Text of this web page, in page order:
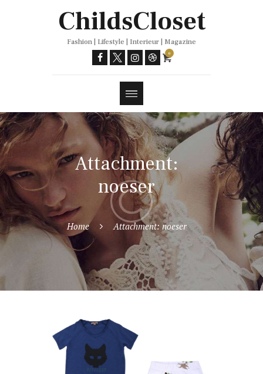
ChildsCloset
Fashion | Lifestyle | Interieur | Magazine
0
Attachment:
noeser
Home Attachment: noeser